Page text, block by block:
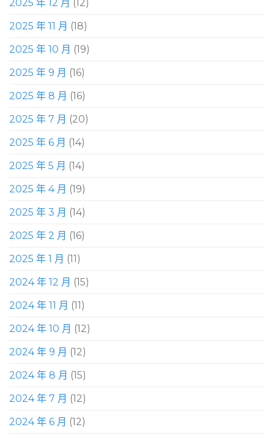
2025 年 12 月 (12)
2025 年 11 月 (18)
2025 年 10 月 (19)
2025 年 9 月 (16)
2025 年 8 月 (16)
2025 年 7 月 (20)
2025 年 6 月 (14)
2025 年 5 月 (14)
2025 年 4 月 (19)
2025 年 3 月 (14)
2025 年 2 月 (16)
2025 年 1 月 (11)
2024 年 12 月 (15)
2024 年 11 月 (11)
2024 年 10 月 (12)
2024 年 9 月 (12)
2024 年 8 月 (15)
2024 年 7 月 (12)
2024 年 6 月 (12)